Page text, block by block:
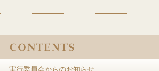
実行委員会からのお知らせ